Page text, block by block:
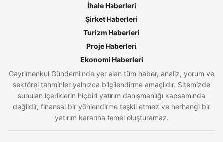
İhale Haberleri
Şirket Haberleri
Turizm Haberleri
Proje Haberleri
Ekonomi Haberleri
Gayrimenkul Gündemi’nde yer alan tüm haber, analiz, yorum ve
sektörel tahminler yalnızca bilgilendirme amaçlıdır. Sitemizde
sunulan içeriklerin hiçbiri yatırım danışmanlığı kapsamında
değildir, finansal bir yönlendirme teşkil etmez ve herhangi bir
yatırım kararına temel oluşturamaz.